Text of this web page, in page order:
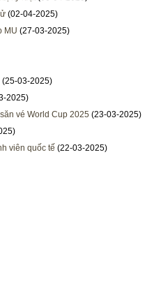
(02-04-2025)
MU (27-03-2025)
(25-03-2025)
2025)
vé World Cup 2025 (23-03-2025)
viên quốc tế (22-03-2025)